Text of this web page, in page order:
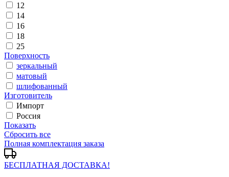
12
14
16
18
25
Поверхность
зеркальный
матовый
шлифованный
Изготовитель
Импорт
Россия
Показать
Сбросить все
Полная комплектация заказа
БЕСПЛАТНАЯ ДОСТАВКА!